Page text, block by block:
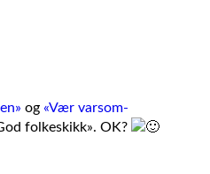
og «Vær varsom-
folkeskikk». OK?